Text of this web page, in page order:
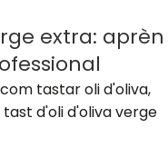
extra: aprèn
tastar oli d'oliva,
d'oli d'oliva verge